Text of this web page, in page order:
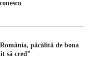
păcălită de bona
să cred”